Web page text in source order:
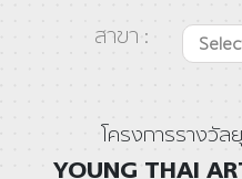
สาขา :
โครงการรางวัล
YOUNG THAI